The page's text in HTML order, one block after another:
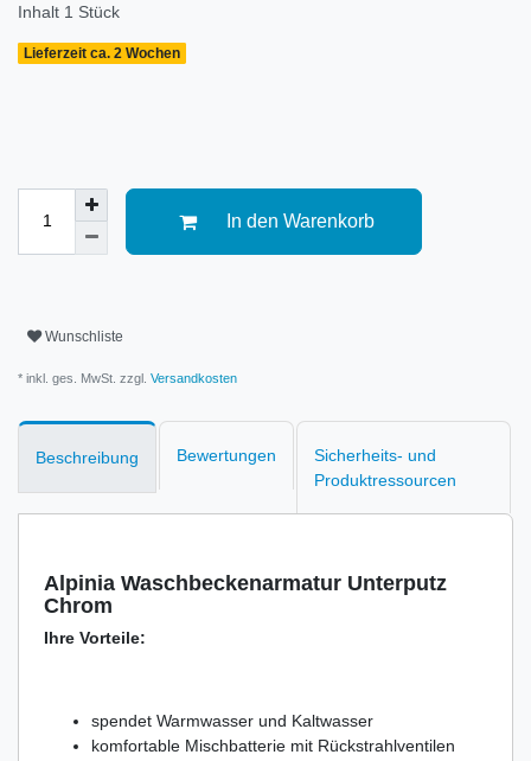
Inhalt 1 Stück
Lieferzeit ca. 2 Wochen
In den Warenkorb
Wunschliste
* inkl. ges. MwSt. zzgl. Versandkosten
Beschreibung Bewertungen
Sicherheits- und
Produktressourcen
Alpinia Waschbeckenarmatur Unterputz
Chrom
Ihre Vorteile:
spendet Warmwasser und Kaltwasser
komfortable Mischbatterie mit Rückstrahlventilen